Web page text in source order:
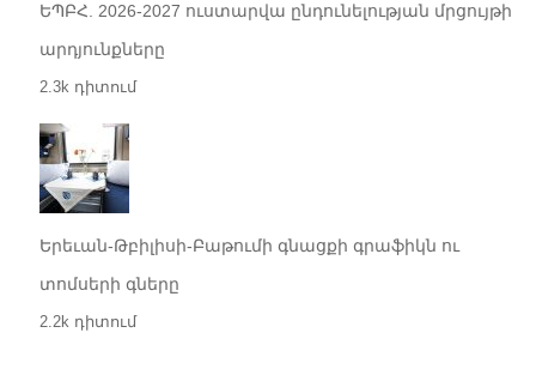
ԵՊԲՀ. 2026-2027 ուստարվա ընդունելության մրցույթի
արդյունքները
2.3k դիտում
Երեւան-Թբիլիսի-Բաթումի գնացքի գրաֆիկն ու
տոմսերի գները
2.2k դիտում